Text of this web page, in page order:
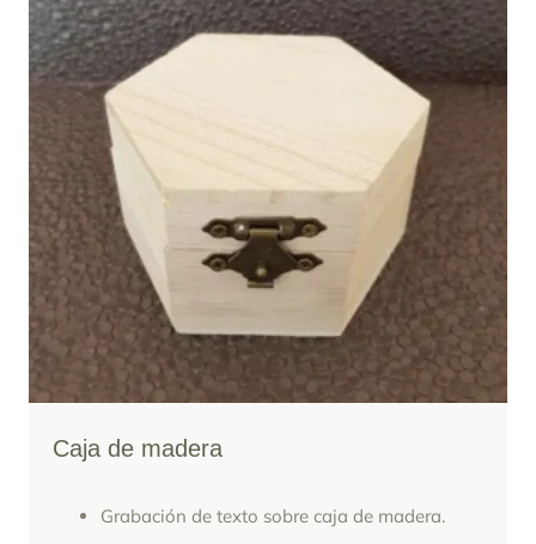
Caja de madera
Grabación de texto sobre caja de madera.